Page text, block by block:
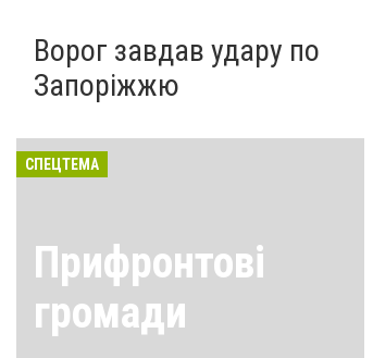
Ворог завдав удару по
Запоріжжю
СПЕЦТЕМА
Прифронтові
громади